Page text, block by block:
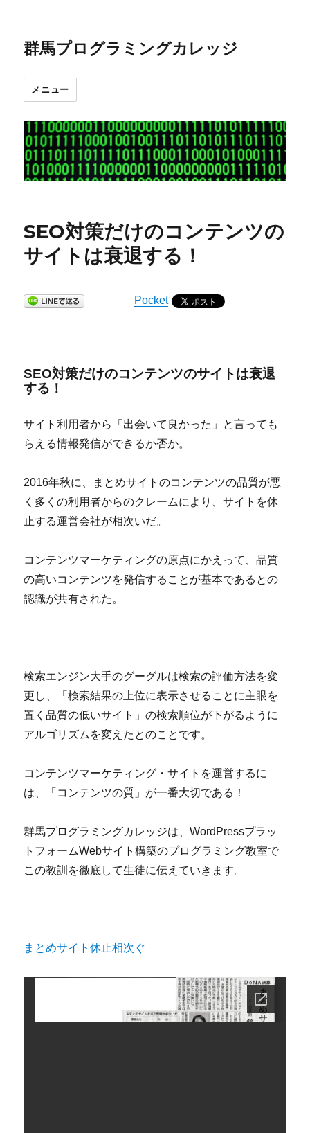
群馬プログラミングカレッジ
メニュー
SEO対策だけのコンテンツの
サイトは衰退する！
Pocket
SEO対策だけのコンテンツのサイトは衰退
する！
サイト利用者から「出会いて良かった」と言っても
らえる情報発信ができるか否か。
2016年秋に、まとめサイトのコンテンツの品質が悪
く多くの利用者からのクレームにより、サイトを休
止する運営会社が相次いだ。
コンテンツマーケティングの原点にかえって、品質
の高いコンテンツを発信することが基本であるとの
認識が共有された。
検索エンジン大手のグーグルは検索の評価方法を変
更し、「検索結果の上位に表示させることに主眼を
置く品質の低いサイト」の検索順位が下がるように
アルゴリズムを変えたとのことです。
コンテンツマーケティング・サイトを運営するに
は、「コンテンツの質」が一番大切である！
群馬プログラミングカレッジは、WordPressプラッ
トフォームWebサイト構築のプログラミング教室で
この教訓を徹底して生徒に伝えていきます。
まとめサイト休止相次ぐ